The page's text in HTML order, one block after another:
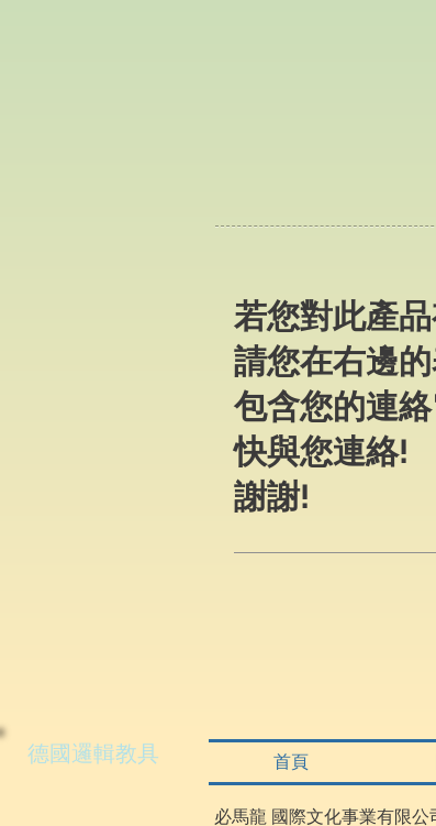
若您對此產
請您在右邊
包含您的連
快與您連絡!
謝謝!
必馬龍 國際文化事業
首頁
德國邏輯教具